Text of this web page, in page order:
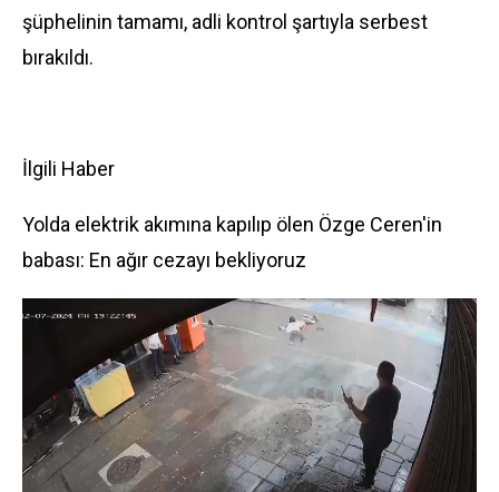
şüphelinin tamamı, adli kontrol şartıyla serbest
bırakıldı.
İlgili Haber
Yolda elektrik akımına kapılıp ölen Özge Ceren'in
babası: En ağır cezayı bekliyoruz